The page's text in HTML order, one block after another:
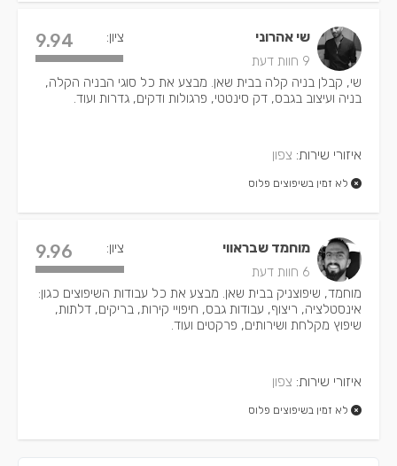
שי אהרוני
9 חוות דעת
ציון: 9.94
שי, קבלן בניה קלה בבית שאן. מבצע את כל סוגי הבניה הקלה,
בניה ועיצוב בגבס, דק סינטטי, פרגולות ודקים, גדרות ועוד.
איזורי שירות: צפון
לא זמין בשיפוצים פלוס
מוחמד שבראווי
6 חוות דעת
ציון: 9.96
מוחמד, שיפוצניק בבית שאן. מבצע את כל עבודות השיפוצים כגון:
אינסטלציה, ריצוף, עבודות גבס, חיפויי קירות, בריקים, דלתות,
שיפוץ מקלחת ושירותים, פרקטים ועוד.
איזורי שירות: צפון
לא זמין בשיפוצים פלוס